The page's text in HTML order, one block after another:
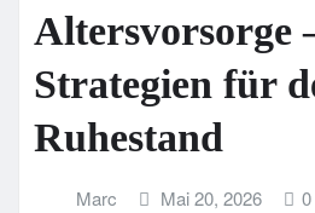
Altersvorsorge
Strategien für
Ruhestand
Marc Mai 20, 2026 0